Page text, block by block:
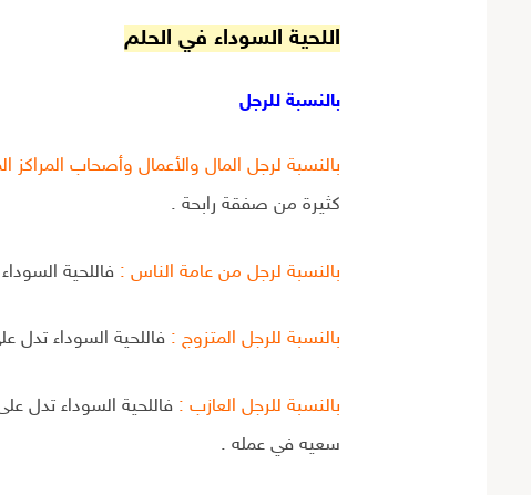
اللحية السوداء في الحلم
بالنسبة للرجل
بالنسبة لرجل المال والأعمال وأصحاب المراكز
كثيرة من صفقة رابحة .
بالنسبة لرجل من عامة الناس : فاللحية
بالنسبة للرجل المتزوج : فاللحية السوداء تدل
بالنسبة للرجل العازب : فاللحية السوداء تدل
سعيه في عمله .